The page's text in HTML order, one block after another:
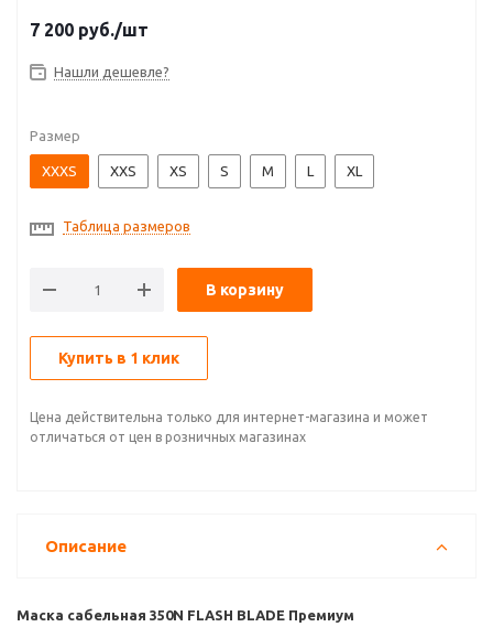
7 200 руб./шт
Нашли дешевле?
Размер
XXXS XXS XS S M L XL
Таблица размеров
В корзину
Купить в 1 клик
Цена действительна только для интернет-магазина и может
отличаться от цен в розничных магазинах
Описание
Маска сабельная 350N FLASH BLADE Премиум